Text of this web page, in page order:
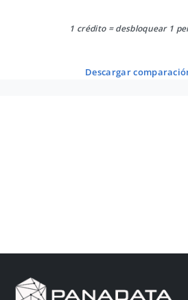
1 crédito = desbloquear 1
descargar